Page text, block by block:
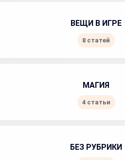
ВЕЩИ В ИГРЕ
8 статей
МАГИЯ
4 статьи
БЕЗ РУБРИКИ